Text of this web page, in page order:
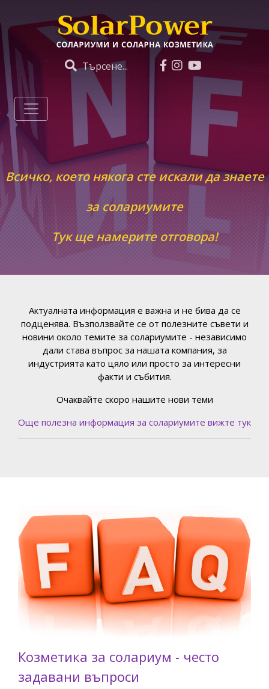
Търсене...
Всичко, което някога сте искали да знаете
за солариумите
Тук ще намерите отговора!
Актуалната информация е важна и не бива да се
подценява. Възползвайте се от полезните съвети и
новини около темите за солариумите - независимо
дали става въпрос за нашата компания, за
индустрията като цяло или просто за интересни
факти и събития.
Очаквайте скоро нашите нови теми
Още полезна информация за солариумите вижте тук
Козметика за солариум - често
задавани въпроси